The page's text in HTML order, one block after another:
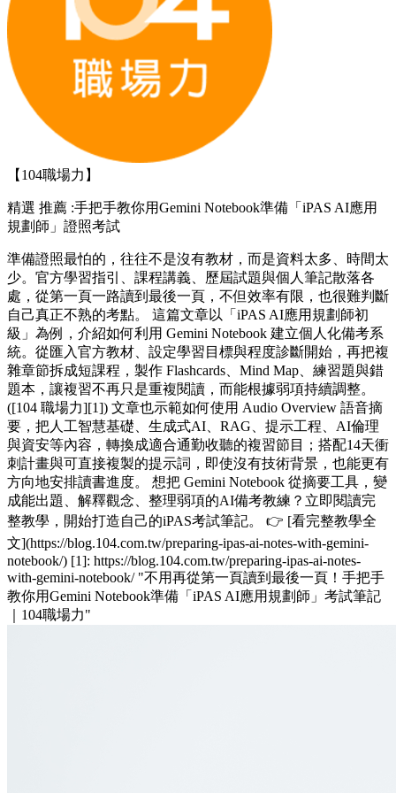
【104職場力】
精選 推薦 :手把手教你用Gemini Notebook準備「iPAS AI應用
規劃師」證照考試
準備證照最怕的，往往不是沒有教材，而是資料太多、時間太
少。官方學習指引、課程講義、歷屆試題與個人筆記散落各
處，從第一頁一路讀到最後一頁，不但效率有限，也很難判斷
自己真正不熟的考點。 這篇文章以「iPAS AI應用規劃師初
級」為例，介紹如何利用 Gemini Notebook 建立個人化備考系
統。從匯入官方教材、設定學習目標與程度診斷開始，再把複
雜章節拆成短課程，製作 Flashcards、Mind Map、練習題與錯
題本，讓複習不再只是重複閱讀，而能根據弱項持續調整。
([104 職場力][1]) 文章也示範如何使用 Audio Overview 語音摘
要，把人工智慧基礎、生成式AI、RAG、提示工程、AI倫理
與資安等內容，轉換成適合通勤收聽的複習節目；搭配14天衝
刺計畫與可直接複製的提示詞，即使沒有技術背景，也能更有
方向地安排讀書進度。 想把 Gemini Notebook 從摘要工具，變
成能出題、解釋觀念、整理弱項的AI備考教練？立即閱讀完
整教學，開始打造自己的iPAS考試筆記。 👉 [看完整教學全
文](https://blog.104.com.tw/preparing-ipas-ai-notes-with-gemini-
notebook/) [1]: https://blog.104.com.tw/preparing-ipas-ai-notes-
with-gemini-notebook/ "不用再從第一頁讀到最後一頁！手把手
教你用Gemini Notebook準備「iPAS AI應用規劃師」考試筆記
｜104職場力"